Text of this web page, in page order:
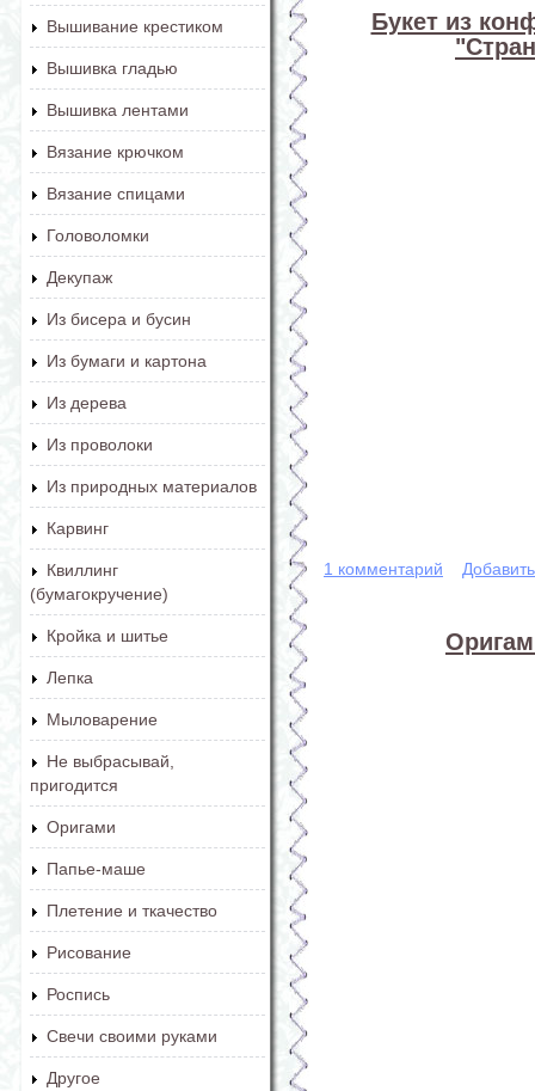
Вышивание крестиком
Вышивка гладью
Вышивка лентами
Вязание крючком
Вязание спицами
Головоломки
Декупаж
Из бисера и бусин
Из бумаги и картона
Из дерева
Из проволоки
Из природных материалов
Карвинг
Квиллинг
(бумагокручение)
Кройка и шитье
Лепка
Мыловарение
Не выбрасывай,
пригодится
Оригами
Папье-маше
Плетение и ткачество
Рисование
Роспись
Свечи своими руками
Другое
Букет из
1 комментарий